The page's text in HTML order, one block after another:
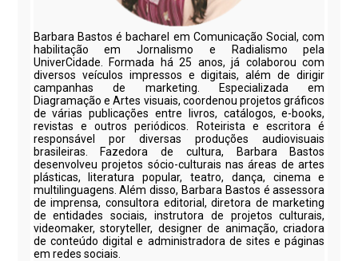
Barbara Bastos é bacharel em Comunicação Social, com
habilitação em Jornalismo e Radialismo pela
UniverCidade. Formada há 25 anos, já colaborou com
diversos veículos impressos e digitais, além de dirigir
campanhas de marketing. Especializada em
Diagramação e Artes visuais, coordenou projetos gráficos
de várias publicações entre livros, catálogos, e-books,
revistas e outros periódicos. Roteirista e escritora é
responsável por diversas produções audiovisuais
brasileiras. Fazedora de cultura, Barbara Bastos
desenvolveu projetos sócio-culturais nas áreas de artes
plásticas, literatura popular, teatro, dança, cinema e
multilinguagens. Além disso, Barbara Bastos é assessora
de imprensa, consultora editorial, diretora de marketing
de entidades sociais, instrutora de projetos culturais,
videomaker, storyteller, designer de animação, criadora
de conteúdo digital e administradora de sites e páginas
em redes sociais.